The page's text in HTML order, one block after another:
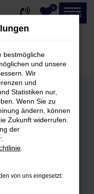
0
MENÜ
bestmögliche
und unsere
Wir
und
Statistiken nur,
Wenn Sie zu
ändern, können
Zukunft widerrufen.
der
von uns eingesetzt: